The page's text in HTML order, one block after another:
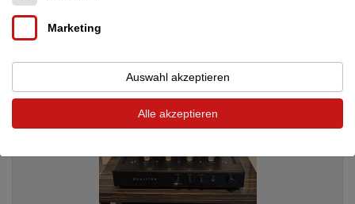
Marketing
Auswahl akzeptieren
Alle akzeptieren